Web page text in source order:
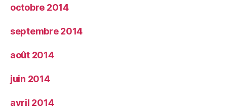
octobre 2014
septembre 2014
août 2014
juin 2014
avril 2014